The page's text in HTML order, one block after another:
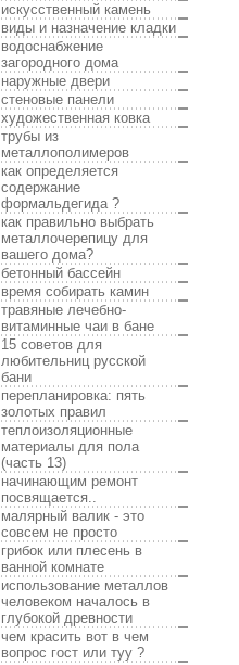
искусственный камень
виды и назначение кладки
водоснабжение
загородного дома
наружные двери
стеновые панели
художественная ковка
трубы из
металлополимеров
как определяется
содержание
формальдегида ?
как правильно выбрать
металлочерепицу для
вашего дома?
бетонный бассейн
время собирать камин
травяные лечебно-
витаминные чаи в бане
15 советов для
любительниц русской
бани
перепланировка: пять
золотых правил
теплоизоляционные
материалы для пола
(часть 13)
начинающим ремонт
посвящается..
малярный валик - это
совсем не просто
грибок или плесень в
ванной комнате
использование металлов
человеком началось в
глубокой древности
чем красить вот в чем
вопрос гост или туу ?